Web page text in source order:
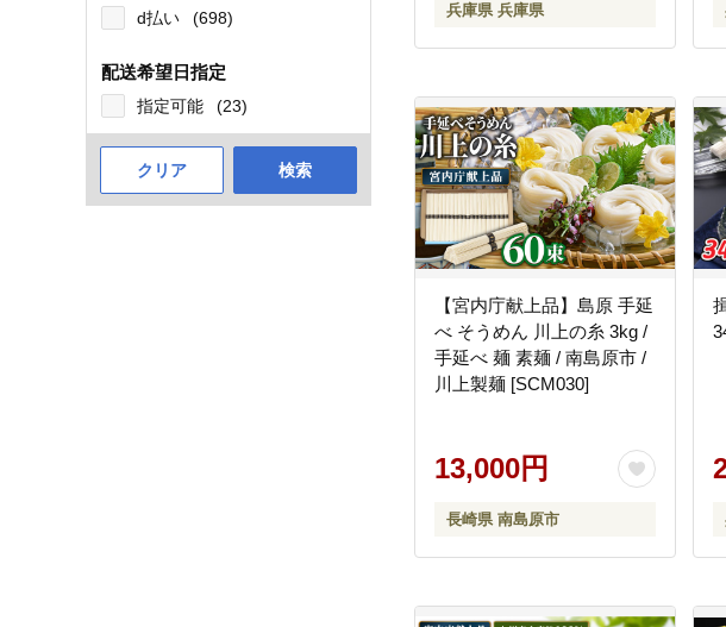
d払い
(698)
配送希望日指定
指定可能 (23)
クリア 検索
兵庫県 兵庫県
【宮内庁献上品】島原 手延
べ そうめん 川上の糸 3kg /
手延べ 麺 素麺 / 南島原市 /
川上製麺 [SCM030]
13,000円
長崎県 南島原市